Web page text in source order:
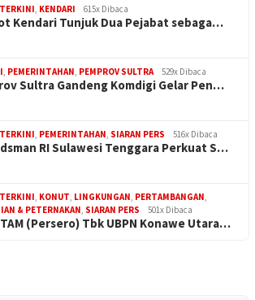
, KENDARI 615x Dibaca
Kendari Tunjuk Dua Pejabat sebaga…
, PEMERINTAHAN, PEMPROV SULTRA 529x Dibaca
Sultra Gandeng Komdigi Gelar Pen…
, PEMERINTAHAN, SIARAN PERS 516x Dibaca
RI Sulawesi Tenggara Perkuat S…
, KONUT, LINGKUNGAN, PERTAMBANGAN,
& PETERNAKAN, SIARAN PERS 501x Dibaca
(Persero) Tbk UBPN Konawe Utara…